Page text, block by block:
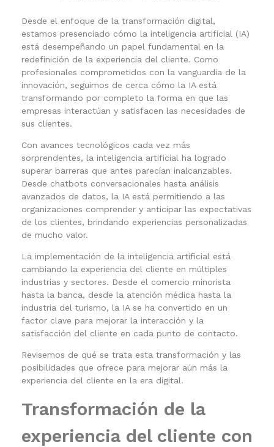
Desde el enfoque de la transformación digital,
estamos presenciado cómo la inteligencia artificial (IA)
está desempeñando un papel fundamental en la
redefinición de la experiencia del cliente. Como
profesionales comprometidos con la vanguardia de la
innovación, seguimos de cerca cómo la IA está
transformando por completo la forma en que las
empresas interactúan y satisfacen las necesidades de
sus clientes.
Con avances tecnológicos cada vez más
sorprendentes, la inteligencia artificial ha logrado
superar barreras que antes parecían inalcanzables.
Desde chatbots conversacionales hasta análisis
avanzados de datos, la IA está permitiendo a las
organizaciones comprender y anticipar las expectativas
de los clientes, brindando experiencias personalizadas
de mucho valor.
La implementación de la inteligencia artificial está
cambiando la experiencia del cliente en múltiples
industrias y sectores. Desde el comercio minorista
hasta la banca, desde la atención médica hasta la
industria del turismo, la IA se ha convertido en un
factor clave para mejorar la interacción y la
satisfacción del cliente en cada punto de contacto.
Revisemos de qué se trata esta transformación y las
posibilidades que ofrece para mejorar aún más la
experiencia del cliente en la era digital.
Transformación de la
experiencia del cliente con